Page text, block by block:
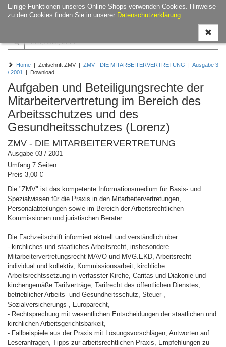
Einige Funktionen unseres Online-Shops verwenden Cookies. Hinweise
zu den Cookies finden Sie in unserer Datenschutzerklärung.
ein-/
Home | Zeitschrift ZMV | ZMV - DIE MITARBEITERVERTRETUNG | Ausgabe 3
/ 2001
| Download
Aufgaben und Beteiligungsrechte der
Mitarbeitervertretung im Bereich des
Arbeitsschutzes und des
Gesundheitsschutzes (Lorenz)
ZMV - DIE MITARBEITERVERTRETUNG
Ausgabe 03 / 2001
Umfang 7 Seiten
Preis 3,00 €
Die "ZMV" ist das kompetente Informationsmedium für Basis- und
Spezialwissen für die Praxis in den Mitarbeitervertretungen,
Personalabteilungen sowie im Bereich der Arbeitsrechtlichen
Kommissionen und juristischen Berater.
Die Fachzeitschrift informiert aktuell und verständlich über
- kirchliches und staatliches Arbeitsrecht, insbesondere
Mitarbeitervertretungsrecht MAVO und MVG.EKD, Arbeitsrecht
individual und kollektiv, Kommissionsarbeit, kirchliche
Arbeitsrechtssetzung in verfasster Kirche, Caritas und Diakonie und
kirchengemäße Tarifverträge, Tarifrecht des öffentlichen Dienstes,
betrieblicher Arbeits- und Gesundheitsschutz, Steuer-,
Sozialversicherungs-, Europarecht,
- Rechtsprechung mit wesentlichen Entscheidungen der staatlichen und
kirchlichen Arbeitsgerichtsbarkeit,
- Fallbeispiele aus der Praxis mit Lösungsvorschlägen, Antworten auf
Leseranfragen, Tipps zur arbeitsrechtlichen Praxis, Empfehlungen zu